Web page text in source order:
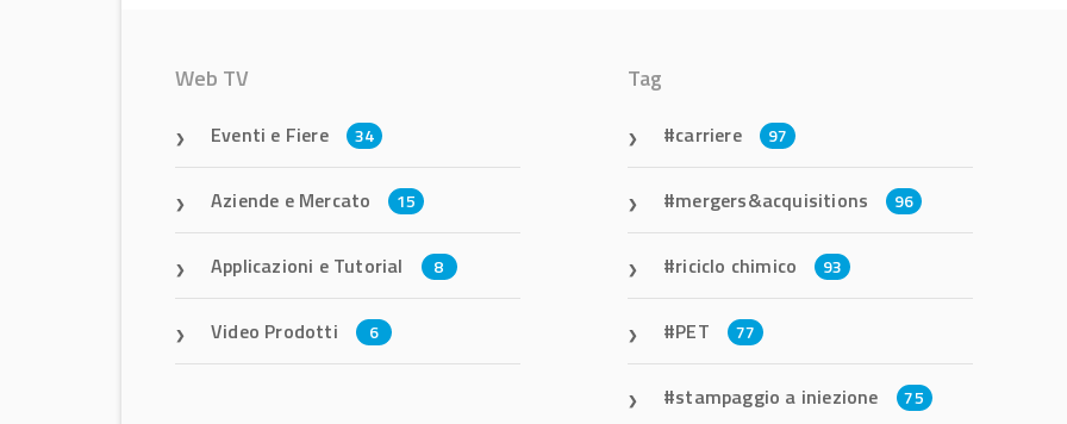
Web TV
Eventi e Fiere 34
Aziende e Mercato 15
Applicazioni e Tutorial 8
Video Prodotti 6
Tag
carriere 97
mergers&acquisitions 96
riciclo chimico 93
PET 77
stampaggio a iniezione 75